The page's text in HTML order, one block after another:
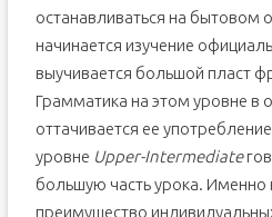
останавливаться на бытовом
начинается изучение
выучивается большой пласт
Грамматика на этом уровне в
оттачивается ее
уровне Upper-Intermediate
большую часть урока. Именно
преимущество